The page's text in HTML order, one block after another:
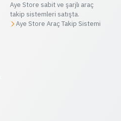
Aye Store sabit ve şarjlı araç
takip sistemleri satışta.
Aye Store Araç Takip Sistemi